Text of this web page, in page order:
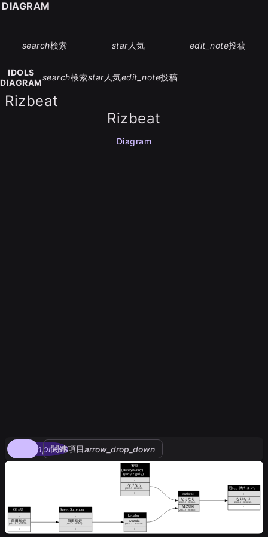
search検索 star人気 edit_note投稿
IDOLS
DIAGRAM
search検索star人気edit_note投稿
Rizbeat
Rizbeat
Diagram
compress
関連項目arrow_drop_down